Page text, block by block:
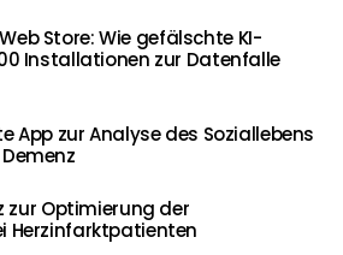
Store: Wie gefälschte KI-
Installationen zur Datenfalle
App zur Analyse des Soziallebens
zur Optimierung der
Herzinfarktpatienten